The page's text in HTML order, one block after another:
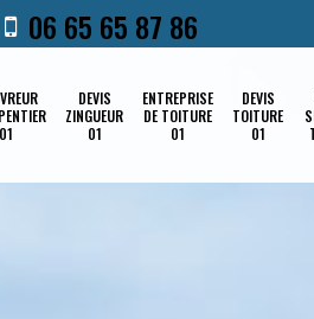
06 65 65 87 86
01
DEVIS
ZINGUEUR
01
ENTREPRISE
DE TOITURE
01
DEVIS
TOITURE
01